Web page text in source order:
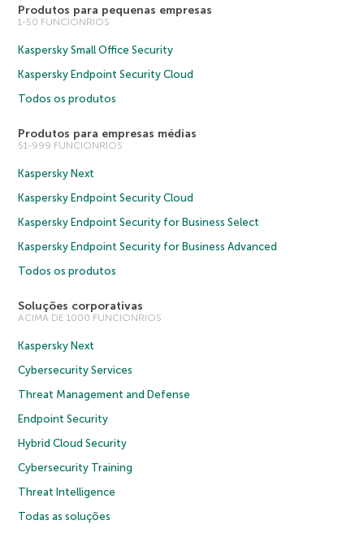
Produtos para pequenas empresas
1-50 FUNCIONRIOS
Kaspersky Small Office Security
Kaspersky Endpoint Security Cloud
Todos os produtos
Produtos para empresas médias
51-999 FUNCIONRIOS
Kaspersky Next
Kaspersky Endpoint Security Cloud
Kaspersky Endpoint Security for Business Select
Kaspersky Endpoint Security for Business Advanced
Todos os produtos
Soluções corporativas
ACIMA DE 1000 FUNCIONRIOS
Kaspersky Next
Cybersecurity Services
Threat Management and Defense
Endpoint Security
Hybrid Cloud Security
Cybersecurity Training
Threat Intelligence
Todas as soluções